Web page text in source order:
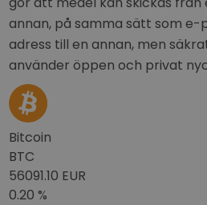
annan, på samma sätt som e-
adress till en annan, men
använder öppen och privat
Bitcoin
BTC
56091.10 EUR
0.20 %